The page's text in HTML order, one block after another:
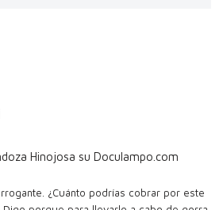
Hinojosa su Doculampo.com
¿Cuánto podrías cobrar por este